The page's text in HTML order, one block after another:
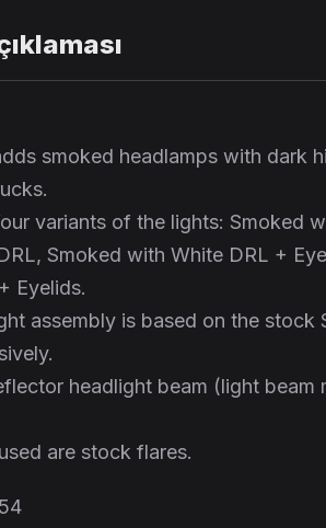
smoked headlamps with dark
variants of the lights: Smoked
Smoked with White DRL +
Eyelids.
assembly is based on the stock
headlight beam (light beam
are stock flares.